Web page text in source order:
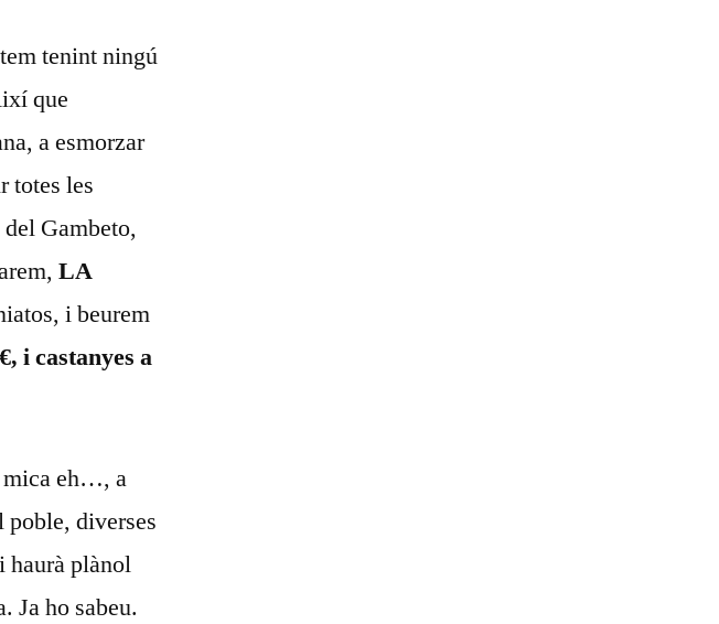
tenint ningú
que
a esmorzar
totes les
Gambeto,
LA
i beurem
i castanyes a
mica eh…, a
poble, diverses
haurà plànol
Ja ho sabeu.